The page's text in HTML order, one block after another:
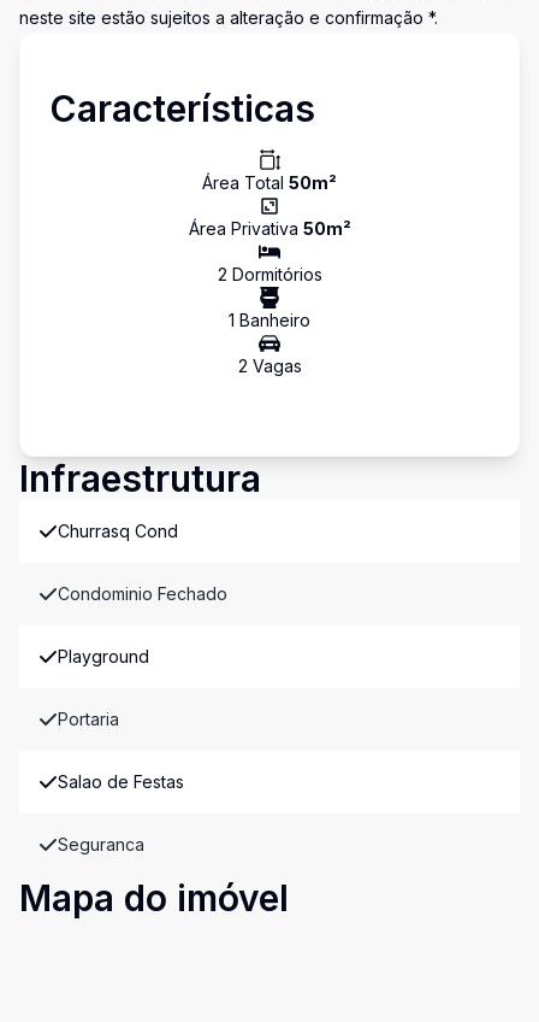
neste site estão sujeitos a alteração e confirmação *.
Características
Área Total 50m²
Área Privativa 50m²
2 Dormitórios
1 Banheiro
2 Vagas
Infraestrutura
Churrasq Cond
Condominio Fechado
Playground
Portaria
Salao de Festas
Seguranca
Mapa do imóvel